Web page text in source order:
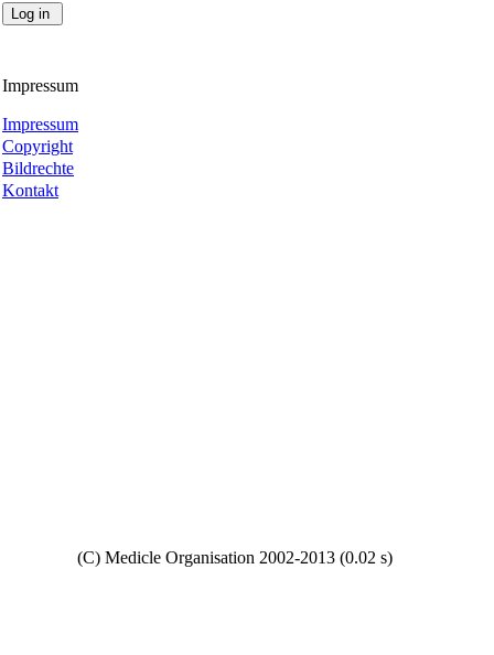
Impressum
Impressum
Copyright
Bildrechte
Kontakt
(C) Medicle Organisation 2002-2013 (0.02 s)